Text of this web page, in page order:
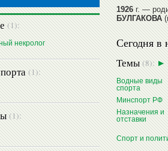
(1):
некролог
(1):
(1):
1926г. —
БУЛГАКОВА
1941г. —
(баскетбол)
1964г. —
ЖУРАВСКИЙ
и каноэ)
1964г. —
(хоккей)
Сегодня в
Темы(8):
Водные виды
спорта
Минспорт РФ
Назначения и
отставки
Спорт и